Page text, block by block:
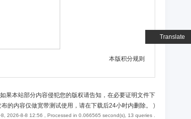
Translate
本版积分规则
果本站部分内容侵犯您的版权请告知，在必要证明文件下
的内容仅做宽带测试使用，请在下载后24小时内删除。
)
2026-8-8 12:56 , Processed in 0.066565 second(s), 13 queries .